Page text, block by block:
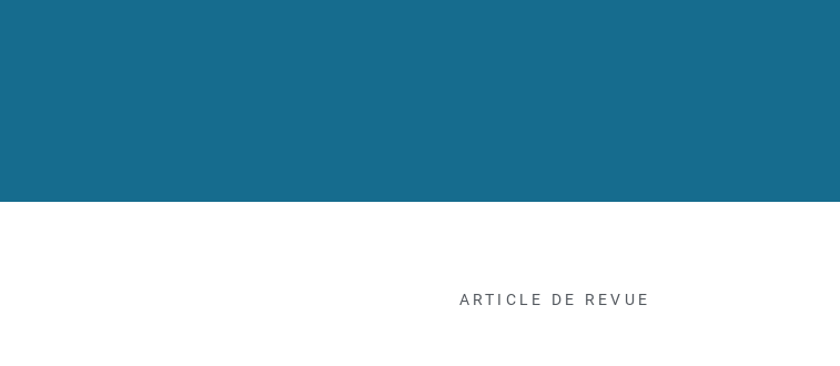
ARTICLE DE REVUE